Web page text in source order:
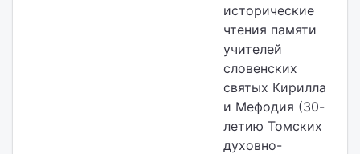
исторические
чтения памяти
учителей
словенских
святых Кирилла
и Мефодия (30-
летию Томских
духовно-